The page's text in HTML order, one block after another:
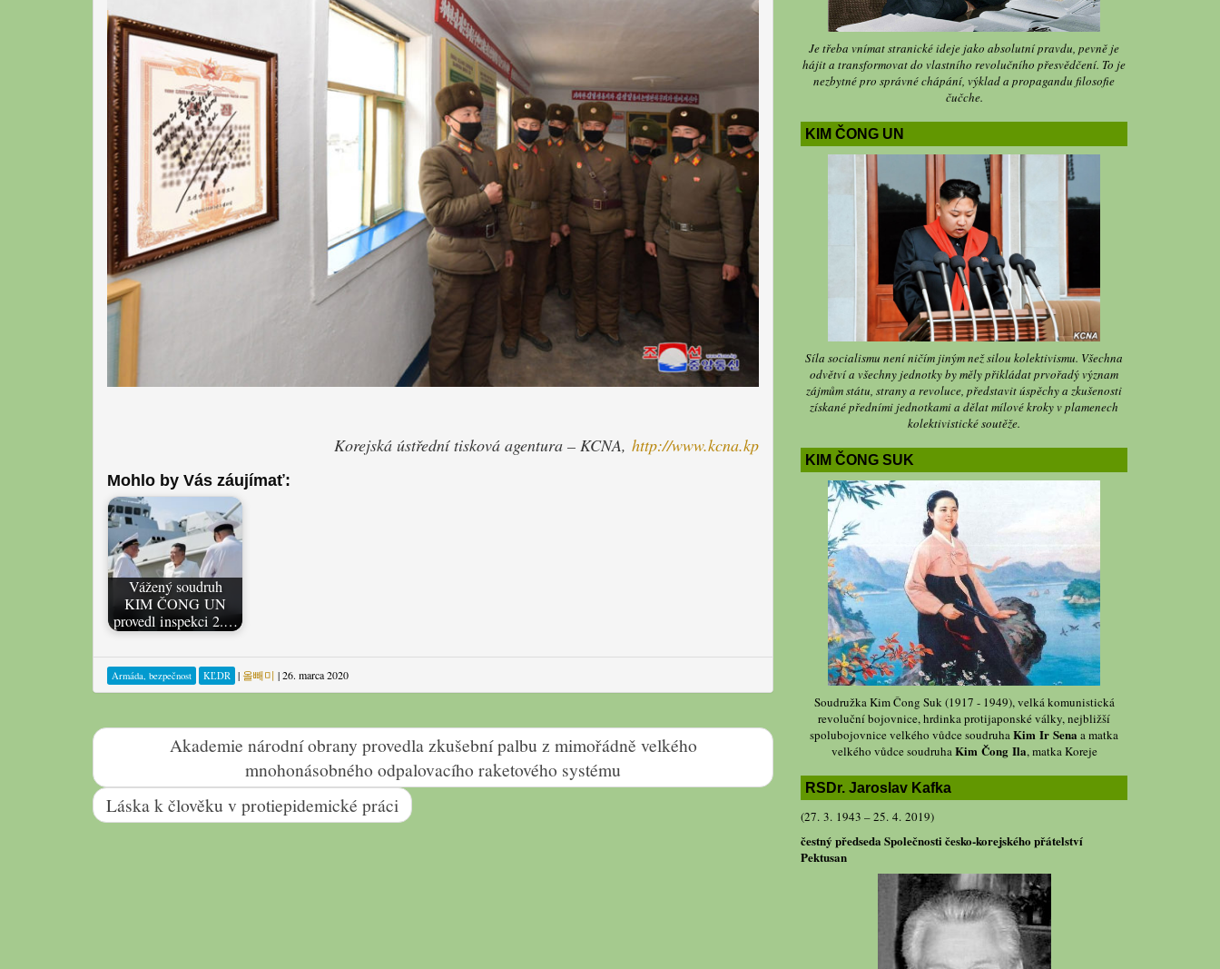
Korejská ústřední tisková agentura – KCNA, http://www.kcna.kp
Mohlo by Vás záujímať:
Vážený soudruh
KIM ČONG UN
provedl inspekci 2.…
Armáda, bezpečnost KĽDR | 올빼미 |26. marca 2020
Akademie národní obrany provedla zkušební palbu z mimořádně velkého
mnohonásobného odpalovacího raketového systému
Láska k člověku v protiepidemické práci
Je třeba vnímat stranické ideje jako absolutní pravdu, pevně je
hájit a transformovat do vlastního revolučního přesvědčení. To je
nezbytné pro správné chápání, výklad a propagandu filosofie
čučche.
KIM ČONG UN
Síla socialismu není ničím jiným než silou kolektivismu. Všechna
odvětví a všechny jednotky by měly přikládat prvořadý význam
zájmům státu, strany a revoluce, představit úspěchy a zkušenosti
získané předními jednotkami a dělat mílové kroky v plamenech
kolektivistické soutěže.
KIM ČONG SUK
Soudružka Kim Čong Suk (1917 - 1949), velká komunistická
revoluční bojovnice, hrdinka protijaponské války, nejbližší
spolubojovnice velkého vůdce soudruhaKim Ir Sena a matka
velkého vůdce soudruhaKim Čong Ila, matka Koreje
RSDr. Jaroslav Kafka
(27. 3. 1943 – 25. 4. 2019)
čestný předseda Společnosti česko-korejského přátelství
Pektusan